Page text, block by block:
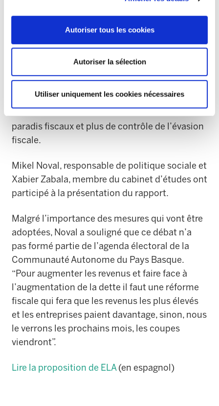
Autoriser tous les cookies
Autoriser la sélection
Utiliser uniquement les cookies nécessaires
capital, qui permettra d’augmenter de
beaucoup les Budgets publics. Il faut éviter que
l’augmentation du déficit public implique
ensuite des ajustements structurels. Cela
implique un changement radical de la politique
fiscale. Il faut aussi que les mouvements de
paradis fiscaux et plus de contrôle de l’évasion
fiscale.
Mikel Noval, responsable de politique sociale et
Xabier Zabala, membre du cabinet d’études ont
participé à la présentation du rapport.
Malgré l’importance des mesures qui vont être
adoptées, Noval a souligné que ce débat n’a
pas formé partie de l’agenda électoral de la
Communauté Autonome du Pays Basque.
“Pour augmenter les revenus et faire face à
l’augmentation de la dette il faut une réforme
fiscale qui fera que les revenus les plus élevés
et les entreprises paient davantage, sinon, nous
le verrons les prochains mois, les coupes
viendront”.
Lire la proposition de ELA(en espagnol)